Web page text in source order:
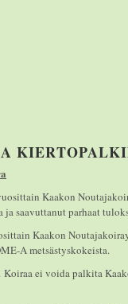
Kaakon
saavuttanut parhaat
Kaakon
A metsästyskokeista.
ei voida palkita